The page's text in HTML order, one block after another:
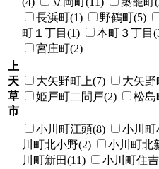
長浜町(1)
野鶴町(5)
町１丁目(1)
本町３丁目
宮庄町(2)
上
天
草
市
大矢野町上(7) 大矢野
姫戸町二間戸(2)
松島
小川町江頭(8) 小川町
川町北小野(2)
小川町北
川町新田(11)
小川町住